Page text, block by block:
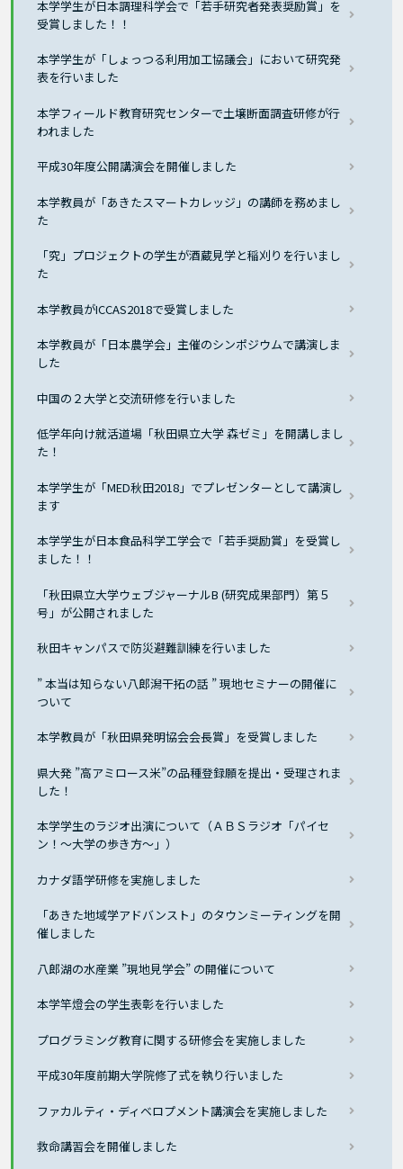
本学学生が日本調理科学会で「若手研究者発表奨励賞」を
受賞しました！！
本学学生が「しょっつる利用加工協議会」において研究発
表を行いました
本学フィールド教育研究センターで土壌断面調査研修が行
われました
平成30年度公開講演会を開催しました
本学教員が「あきたスマートカレッジ」の講師を務めまし
た
「究」プロジェクトの学生が酒蔵見学と稲刈りを行いまし
た
本学教員がICCAS2018で受賞しました
本学教員が「日本農学会」主催のシンポジウムで講演しま
した
中国の２大学と交流研修を行いました
低学年向け就活道場「秋田県立大学 森ゼミ」を開講しまし
た！
本学学生が「MED秋田2018」でプレゼンターとして講演し
ます
本学学生が日本食品科学工学会で「若手奨励賞」を受賞し
ました！！
「秋田県立大学ウェブジャーナルB (研究成果部門）第５
号」が公開されました
秋田キャンパスで防災避難訓練を行いました
” 本当は知らない八郎潟干拓の話 ” 現地セミナーの開催に
ついて
本学教員が「秋田県発明協会会長賞」を受賞しました
県大発 ”高アミロース米”の品種登録願を提出・受理されま
した！
本学学生のラジオ出演について（ＡＢＳラジオ「パイセ
ン！～大学の歩き方～」）
カナダ語学研修を実施しました
「あきた地域学アドバンスト」のタウンミーティングを開
催しました
八郎湖の水産業 ”現地見学会” の開催について
本学竿燈会の学生表彰を行いました
プログラミング教育に関する研修会を実施しました
平成30年度前期大学院修了式を執り行いました
ファカルティ・ディベロプメント講演会を実施しました
救命講習会を開催しました